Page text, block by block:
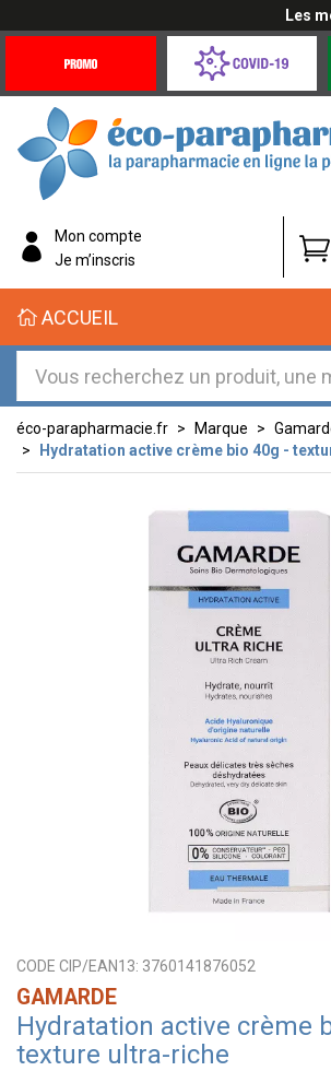
Les
Offres
Coronavirus
éco-
parapharmacie.fr
éco-
parapharmacie.fr
Mon compte
Je m’inscris
ACCUEIL
éco-parapharmacie.fr Marque
Hydratation active crème bio 40g -
CODE CIP/EAN13: 3760141876052
GAMARDE
Hydratation active crème
texture ultra-riche